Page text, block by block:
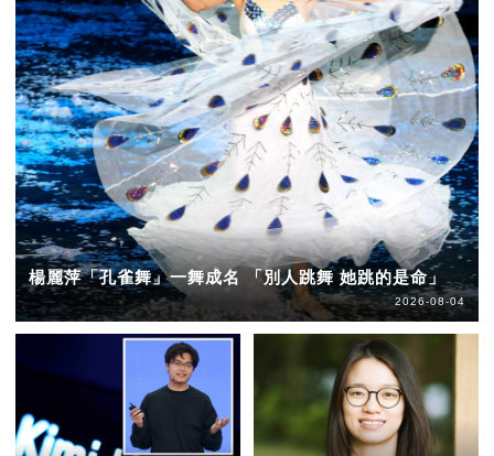
楊麗萍「孔雀舞」一舞成名 「別人跳舞 她跳的是命」
2026-08-04